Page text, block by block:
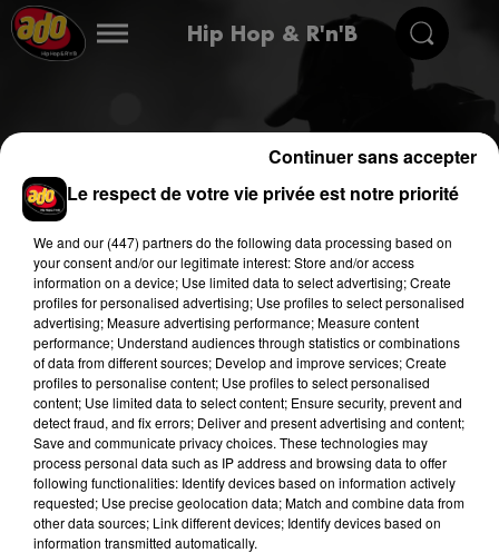
Hip Hop & R'n'B
Rechercher
Saisissez un texte à rechercher
Le respect de votre vie privée est notre priorité
We and our (447) partnersdo the following data processing based on
your consent and/or our legitimate interest: Store and/or access
information on a device; Use limited data to select advertising; Create
profiles for personalised advertising; Use profiles to select personalised
advertising; Measure advertising performance; Measure content
performance; Understand audiences through statistics or combinations
of data from different sources; Develop and improve services; Create
profiles to personalise content; Use profiles to select personalised
content; Use limited data to select content; Ensure security, prevent and
detect fraud, and fix errors; Deliver and present advertising and content;
Save and communicate privacy choices. These technologies may
process personal data such as IP address and browsing data to offer
following functionalities: Identify devices based on information actively
requested; Use precise geolocation data; Match and combine data from
other data sources; Link different devices; Identify devices based on
information transmitted automatically.
Continuer sans accepter